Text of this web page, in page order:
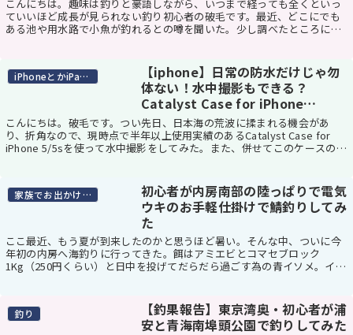
こんにちは。趣味は釣りと豪語しながら、いつまで経っても全くといっ
ていいほど成長が見られない釣り初心者の破毛です。最近、どこにでも
ある池や用水路で小魚が釣れるとの噂を聞いた。少し調べたところによ
iPhoneとかiPadとか
【iphone】日常の防水だけじゃ勿
体ない！水中撮影もできる？
Catalyst Case for iPhone
5/5s/6/6Plus
こんにちは。破毛です。つい先日、日本海の荒波に揉まれる機会があ
り、折角なので、現時点で半年以上使用実績のあるCatalyst Case for
iPhone 5/5sを使って水中撮影をしてみた。また、併せてこのケースの普
家族でお出かけスポット
初心者が内房南部の陸っぱりで電気
ウキのお手軽仕掛けで鯖釣りしてみ
た
ここ最近、もう夏が到来したのかと思うほど暑い。そんな中、ついに今
年初の内房へ海釣りに行ってきた。餌はアミエビとコマセブロック
1Kg（250円くらい）と日中を投げてだらだら過ごす為の青イソメ。イソ
釣り
【釣果報告】東京湾奥・初心者が浦
安と青海南埠頭公園で釣りしてみた